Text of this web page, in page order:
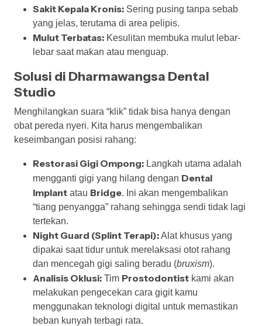
Sakit Kepala Kronis: Sering pusing tanpa sebab
yang jelas, terutama di area pelipis.
Mulut Terbatas: Kesulitan membuka mulut lebar-
lebar saat makan atau menguap.
Solusi di Dharmawangsa Dental
Studio
Menghilangkan suara “klik” tidak bisa hanya dengan
obat pereda nyeri. Kita harus mengembalikan
keseimbangan posisi rahang:
Restorasi Gigi Ompong: Langkah utama adalah
mengganti gigi yang hilang dengan Dental
Implant atau Bridge. Ini akan mengembalikan
“tiang penyangga” rahang sehingga sendi tidak lagi
tertekan.
Night Guard (Splint Terapi):Alat khusus yang
dipakai saat tidur untuk merelaksasi otot rahang
dan mencegah gigi saling beradu (bruxism).
Analisis Oklusi: Tim Prostodontist kami akan
melakukan pengecekan cara gigit kamu
menggunakan teknologi digital untuk memastikan
beban kunyah terbagi rata.